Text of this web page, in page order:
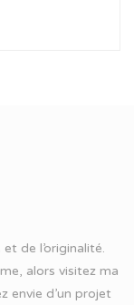
de l’originalité.
alors visitez ma
envie d’un projet